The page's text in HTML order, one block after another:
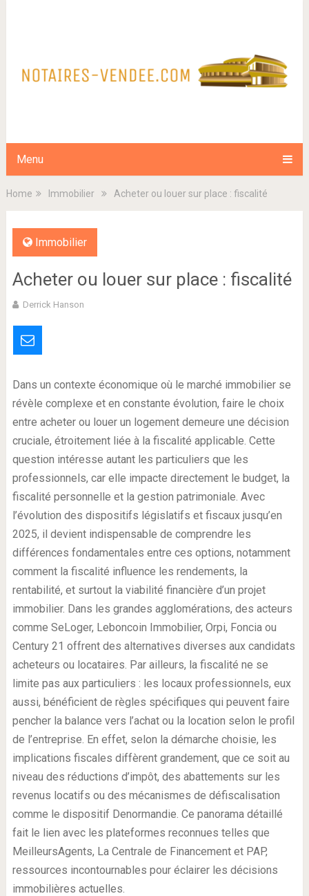
Menu
Home Immobilier Acheter ou louer sur place : fiscalité
Immobilier
Acheter ou louer sur place : fiscalité
Derrick Hanson
Dans un contexte économique où le marché immobilier se
révèle complexe et en constante évolution, faire le choix
entre acheter ou louer un logement demeure une décision
cruciale, étroitement liée à la fiscalité applicable. Cette
question intéresse autant les particuliers que les
professionnels, car elle impacte directement le budget, la
fiscalité personnelle et la gestion patrimoniale. Avec
l’évolution des dispositifs législatifs et fiscaux jusqu’en
2025, il devient indispensable de comprendre les
différences fondamentales entre ces options, notamment
comment la fiscalité influence les rendements, la
rentabilité, et surtout la viabilité financière d’un projet
immobilier. Dans les grandes agglomérations, des acteurs
comme SeLoger, Leboncoin Immobilier, Orpi, Foncia ou
Century 21 offrent des alternatives diverses aux candidats
acheteurs ou locataires. Par ailleurs, la fiscalité ne se
limite pas aux particuliers : les locaux professionnels, eux
aussi, bénéficient de règles spécifiques qui peuvent faire
pencher la balance vers l’achat ou la location selon le profil
de l’entreprise. En effet, selon la démarche choisie, les
implications fiscales diffèrent grandement, que ce soit au
niveau des réductions d’impôt, des abattements sur les
revenus locatifs ou des mécanismes de défiscalisation
comme le dispositif Denormandie. Ce panorama détaillé
fait le lien avec les plateformes reconnues telles que
MeilleursAgents, La Centrale de Financement et PAP,
ressources incontournables pour éclairer les décisions
immobilières actuelles.